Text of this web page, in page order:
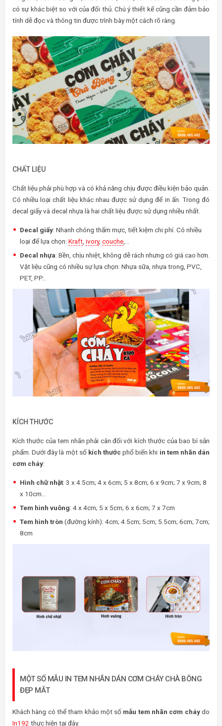
có sự khác biệt so với của đối thủ. Chú ý thiết kế cũng cần đảm bảo
tính dễ đọc và thông tin được trình bày một cách rõ ràng.
CHẤT LIỆU
Chất liệu phải phù hợp và có khả năng chịu được điều kiện bảo quản.
Có nhiều loại chất liệu khác nhau được sử dụng để in ấn. Trong đó
decal giấy và decal nhựa là hai chất liệu được sử dụng nhiều nhất.
Decal giấy: Nhanh chóng thấm mực, tiết kiệm chi phí. Có nhiều
loại để lựa chọn: Kraft ivory, couche
Decal nhựa: Bền, chịu nhiệt, không dễ rách nhưng có giá cao hơn.
Vật liệu cũng có nhiều sự lựa chọn: Nhựa sữa, nhựa trong, PVC,
PET, PP…
KÍCH THƯỚC
Kích thước của tem nhãn phải cân đối với kích thước của bao bì sản
phẩm. Dưới đây là một số kích thước phổ biến khi in tem nhãn dán
cơm cháy:
Hình chữ nhật: 3 x 4.5cm; 4 x 6cm; 5 x 8cm; 6 x 9cm; 7 x 9cm; 8
x 10cm…
Tem hình vuông: 4 x 4cm; 5 x 5cm; 6 x 6cm; 7 x 7cm
Tem hình tròn (đường kính): 4cm; 4.5cm; 5cm; 5.5cm; 6cm; 7cm;
8cm
MỘT SỐ MẪU IN TEM NHÃN DÁN CƠM CHÁY CHÀ BÔNG
ĐẸP MẮT
Khách hàng có thể tham khảo một số mẫu tem nhãn cơm cháydo
In192 thực hiện tại đây.